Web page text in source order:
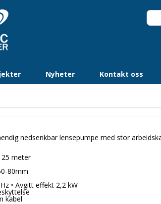
Nyheter Kontakt oss
nedsenkbar lensepumpe med stor
meter
80mm
• Avgitt effekt 2,2 kW
kabel